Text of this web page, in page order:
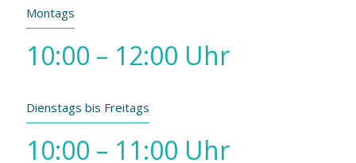
Montags
10:00 – 12:00 Uhr
Dienstags bis Freitags
10:00 – 11:00 Uhr